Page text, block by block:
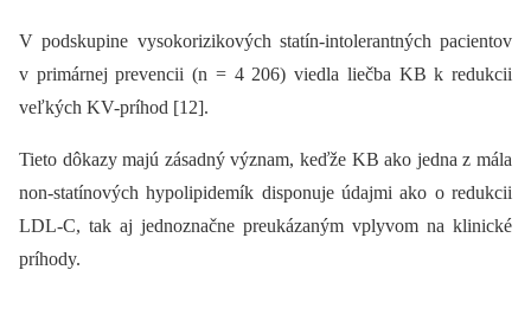
V podskupine vysokorizikových statín-intolerantných pacientov
v primárnej prevencii (n = 4 206) viedla liečba KB k redukcii
veľkých KV-príhod [12].
Tieto dôkazy majú zásadný význam, keďže KB ako jedna z mála
non-statínových hypolipidemík disponuje údajmi ako o redukcii
LDL-C, tak aj jednoznačne preukázaným vplyvom na klinické
príhody.